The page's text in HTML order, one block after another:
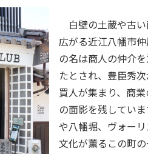
白壁の土蔵や古い
広がる近江八幡市
の名は商人の仲介
たとされ、豊臣秀
買人が集まり、商
の面影を残してい
や八幡堀、ヴォー
文化が薫るこの町